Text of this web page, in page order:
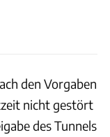
den Vorgaben
nicht gestört
des Tunnels